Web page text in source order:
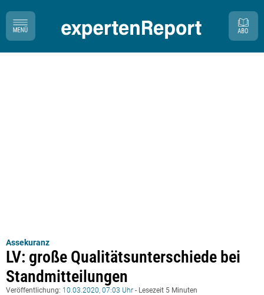
Assekuranz
LV: große Qualitätsunterschiede bei
Standmitteilungen
Veröffentlichung: 10.03.2020, 07:03 Uhr - Lesezeit 5 Minuten